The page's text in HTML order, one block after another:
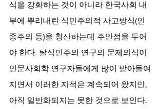
식을 강화하는 것이 아니라 한국사회 내
부에 뿌리내린 식민주의적 사고방식(인
종주의 등)을 청산하는데 주안점을 두어
야 한다. 탈식민주의 연구의 문제의식이
인문사회학 연구자들에게 많이 받아들여
지면서 이러한 지적은 계속되어 왔지만,
아직 일반화되지는 못한 것으로 보인다.